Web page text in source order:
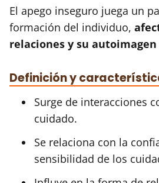
El apego inseguro juega un
formación del individuo,
relaciones y su
Definición y
Surge de interacciones
cuidado.
Se relaciona con la
sensibilidad de los